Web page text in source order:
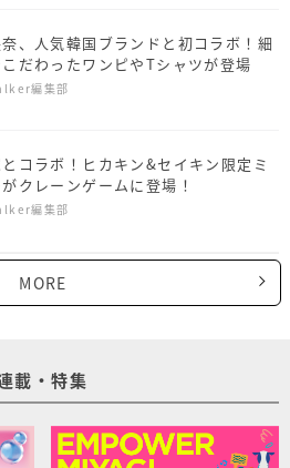
、人気韓国ブランドと初コラボ！細
だわったワンピやTシャツが登場
編集部
コラボ！ヒカキン&​セイキン限定ミ
クレーンゲームに登場！
編集部
MORE
載・特集